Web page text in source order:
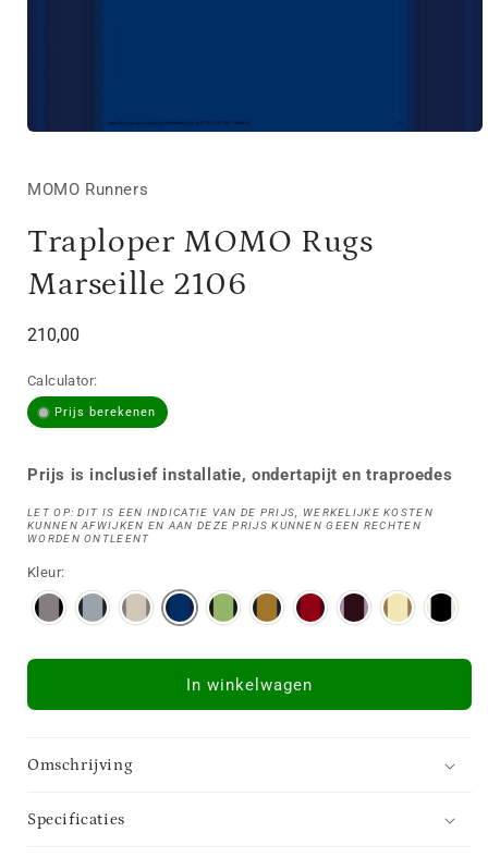
in
MOMO Runners
Traploper MOMO Rugs
Marseille 2106
Normale
210,00
Calculator:
Prijs berekenen
Prijs is inclusief installatie, ondertapijt en traproedes
LET OP: DIT IS EEN INDICATIE VAN DE PRIJS, WERKELIJKE KOSTEN
KUNNEN AFWIJKEN EN AAN DEZE PRIJS KUNNEN GEEN RECHTEN
WORDEN ONTLEENT
Kleur:
In winkelwagen
Omschrijving
Specificaties